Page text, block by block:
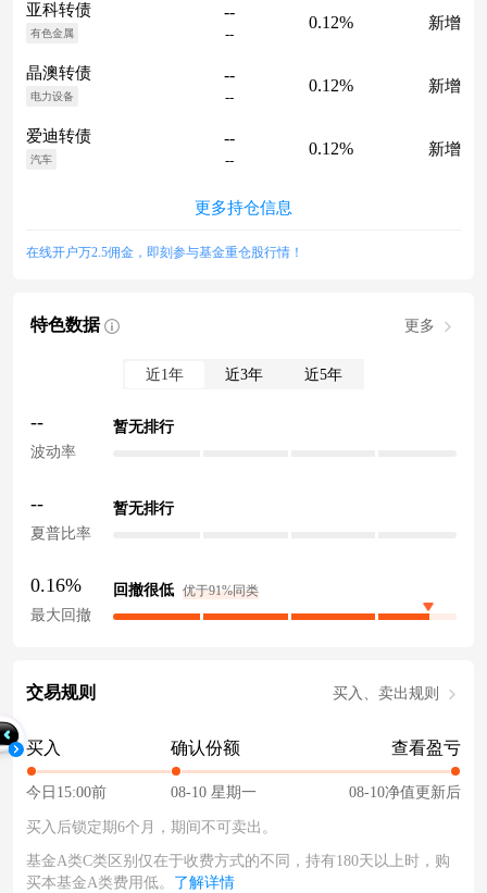
亚科转债
有色金属
--
--
0.12% 新增
晶澳转债
电力设备
--
--
0.12% 新增
爱迪转债
汽车
--
--
0.12% 新增
更多持仓信息
在线开户万2.5佣金，即刻参与基金重仓股行情！
特色数据 更多
近1年 近3年 近5年
--
波动率
暂无排行
--
夏普比率
暂无排行
0.16%
最大回撤
回撤很低 优于91%同类
交易规则 买入、卖出规则
买入
今日15:00前
确认份额
08-10 星期一
查看盈亏
08-10净值更新后
买入后锁定期6个月，期间不可卖出。
基金A类C类区别仅在于收费方式的不同，持有180天以上时，购
买本基金A类费用低。 了解详情